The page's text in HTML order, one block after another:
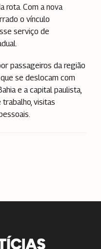
rota. Com a nova
o vínculo
serviço de
passageiros da região
se deslocam com
e a capital paulista,
visitas